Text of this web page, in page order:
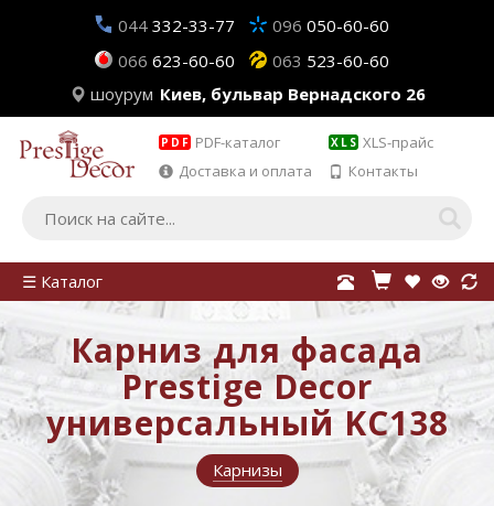
044 332-33-77 096 050-60-60
066 623-60-60 063 523-60-60
шоурум Киев, бульвар Вернадского 26
PDF PDF-каталог XLS XLS-прайс
Доставка и оплата
Контакты
☰ Каталог
Карниз для фасада
Prestige Decor
универсальный KC138
Карнизы